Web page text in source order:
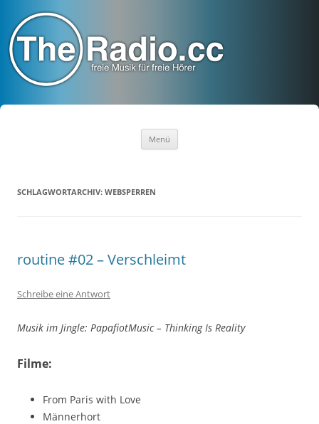
Menü
SCHLAGWORTARCHIV: WEBSPERREN
routine #02 – Verschleimt
Schreibe eine Antwort
Musik im Jingle: PapafiotMusic – Thinking Is Reality
Filme:
From Paris with Love
Männerhort